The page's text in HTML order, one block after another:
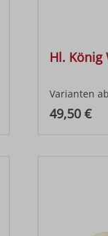
Hl. König
Varianten ab
Regulärer
49,50 €